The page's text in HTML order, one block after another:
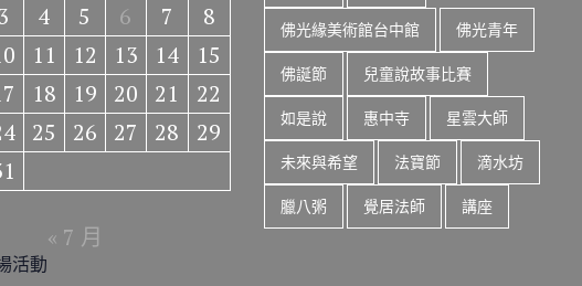
4 5 6 7
8
11 12 13 14
15
18 19 20 21
22
25 26 27 28
29
« 7 月
活動
佛光緣美術館台中館 佛光青年
佛誕節 兒童說故事比賽
如是說 惠中寺 星雲大師
未來與希望 法寶節 滴水坊
臘八粥 覺居法師 講座